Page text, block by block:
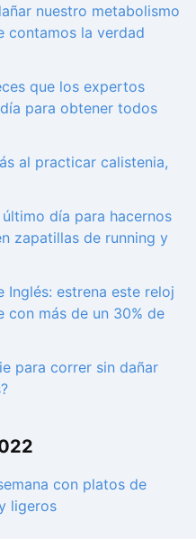
nuestro metabolismo
contamos la verdad
que los expertos
para obtener todos
al practicar calistenia,
día para hacernos
zapatillas de running y
Inglés: estrena este reloj
con más de un 30% de
para correr sin dañar
con platos de
ligeros